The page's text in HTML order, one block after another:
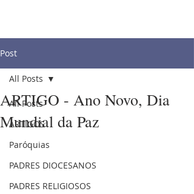
Post
All Posts
ARTIGOS
Paróquias
PADRES DIOCESANOS
PADRES RELIGIOSOS
All Posts
ARTIGO - Ano Novo, Dia
Mundial da Paz